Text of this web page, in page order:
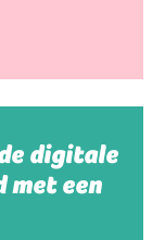
digitale
met een